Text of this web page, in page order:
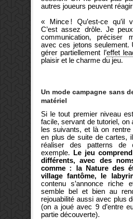
autres joueurs peuvent
« Mince ! Qu’est-ce qu’il
C’est assez drôle. Je
communication, préciser
avec ces jetons seulement.
gérer partiellement l’effet
plaisir et le charme du jeu.
Un mode campagne sans
matériel
Si le tout premier niveau
facile, servant de tutoriel, on
les suivants, et là on
en plus de suite de cartes,
réaliser des patterns de
exemple. Le jeu
différents, avec des
comme : la Nature des
village fantôme, le
contenu s’annonce riche
semble bel et bien au
rejouabilité aussi avec plus
(on a joué avec 9 d’entre
partie découverte).